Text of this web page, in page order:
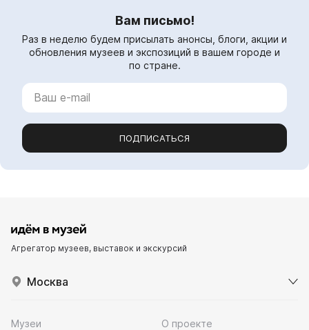
Вам письмо!
Раз в неделю будем присылать анонсы, блоги, акции и
обновления музеев и экспозиций в вашем городе и
по стране.
ПОДПИСАТЬСЯ
Агрегатор музеев, выставок и экскурсий
Москва
Музеи
О проекте